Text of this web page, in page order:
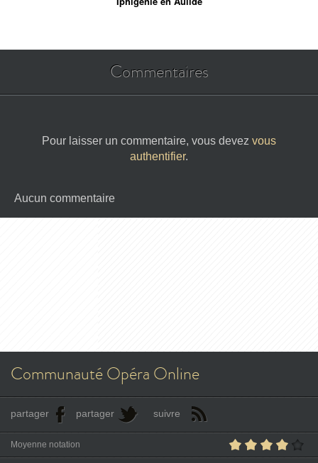
Commentaires
Pour laisser un commentaire, vous devez vous
authentifier.
Aucun commentaire
Communauté Opéra Online
partager partager suivre
Moyenne notation